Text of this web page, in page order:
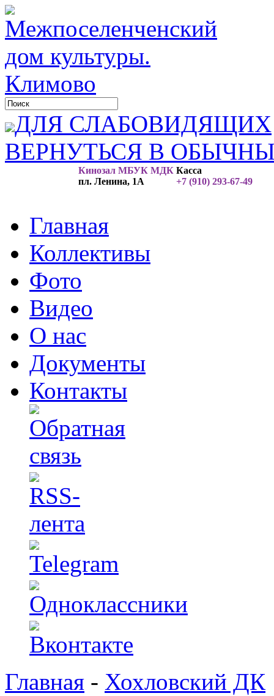
ДЛЯ СЛАБОВИДЯЩИХ
ВЕРНУТЬСЯ В
Кинозал МБУК МДК
пл. Ленина, 1А
Касса
+7 (910) 293-67-49
Главная
Коллективы
Фото
Видео
О нас
Документы
Контакты
Главная - Хохловский ДК